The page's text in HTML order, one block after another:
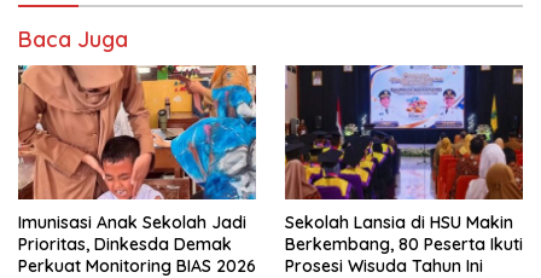
Baca Juga
Imunisasi Anak Sekolah Jadi
Prioritas, Dinkesda Demak
Perkuat Monitoring BIAS 2026
Sekolah Lansia di HSU Makin
Berkembang, 80 Peserta Ikuti
Prosesi Wisuda Tahun Ini